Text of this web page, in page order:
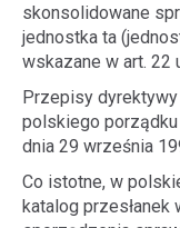
skonsolidowane
jednostka ta
wskazane w art. 22
Przepisy
polskiego
dnia 29 września
Co istotne, w
katalog przesłanek